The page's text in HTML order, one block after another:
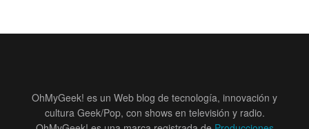
OhMyGeek! es un Web blog de tecnología, innovación y
cultura Geek/Pop, con shows en televisión y radio.